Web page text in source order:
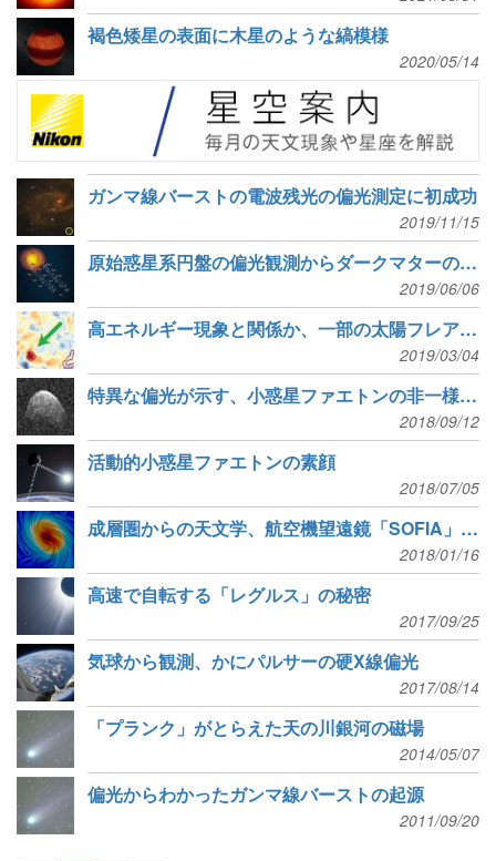
褐色矮星の表面に木星のような縞模様
2020/05/14
ガンマ線バーストの電波残光の偏光測定に初成功
2019/11/15
原始惑星系円盤の偏光観測からダークマターの正体に迫る
2019/06/06
高エネルギー現象と関係か、一部の太陽フレアで見られるHα偏光
2019/03/04
特異な偏光が示す、小惑星ファエトンの非一様な反射特性
2018/09/12
活動的小惑星ファエトンの素顔
2018/07/05
成層圏からの天文学、航空機望遠鏡「SOFIA」の成果
2018/01/16
高速で自転する「レグルス」の秘密
2017/09/25
気球から観測、かにパルサーの硬X線偏光
2017/08/14
「プランク」がとらえた天の川銀河の磁場
2014/05/07
偏光からわかったガンマ線バーストの起源
2011/09/20